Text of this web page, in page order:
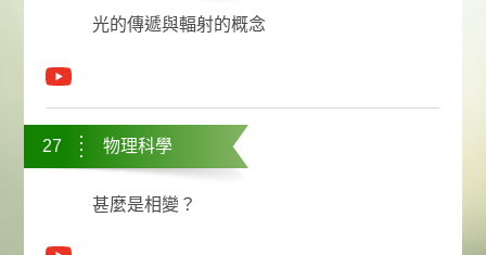
光的傳遞與輻射的概念
27 物理科學
甚麼是相變？